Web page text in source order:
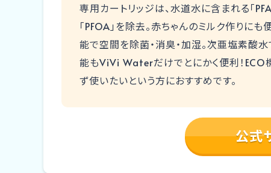
専用カートリッジは、水道水に含まれる「
「PFOA」を除去。赤ちゃんのミルク作り
能で空間を除菌・消臭・加湿。次亜塩素酸
能もViVi Waterだけでとにかく便利！
ず使いたいという方におすすめです。
公式